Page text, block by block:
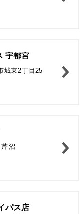
宇都宮
城東2丁目25
沼
パス店